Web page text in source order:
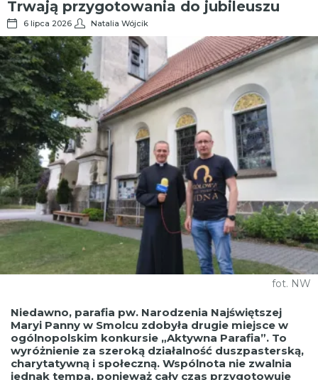
Trwają przygotowania do jubileuszu
6 lipca 2026 Natalia Wójcik
fot. NW
Niedawno, parafia pw. Narodzenia Najświętszej
Maryi Panny w Smolcu zdobyła drugie miejsce w
ogólnopolskim konkursie „Aktywna Parafia”. To
wyróżnienie za szeroką działalność duszpasterską,
charytatywną i społeczną. Wspólnota nie zwalnia
jednak tempa, ponieważ cały czas przygotowuje